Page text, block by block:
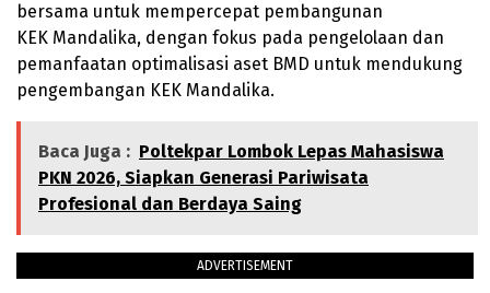
bersama untuk mempercepat pembangunan
KEK Mandalika, dengan fokus pada pengelolaan dan
pemanfaatan optimalisasi aset BMD untuk mendukung
pengembangan KEK Mandalika.
Baca Juga : Poltekpar Lombok Lepas Mahasiswa
PKN 2026, Siapkan Generasi Pariwisata
Profesional dan Berdaya Saing
ADVERTISEMENT